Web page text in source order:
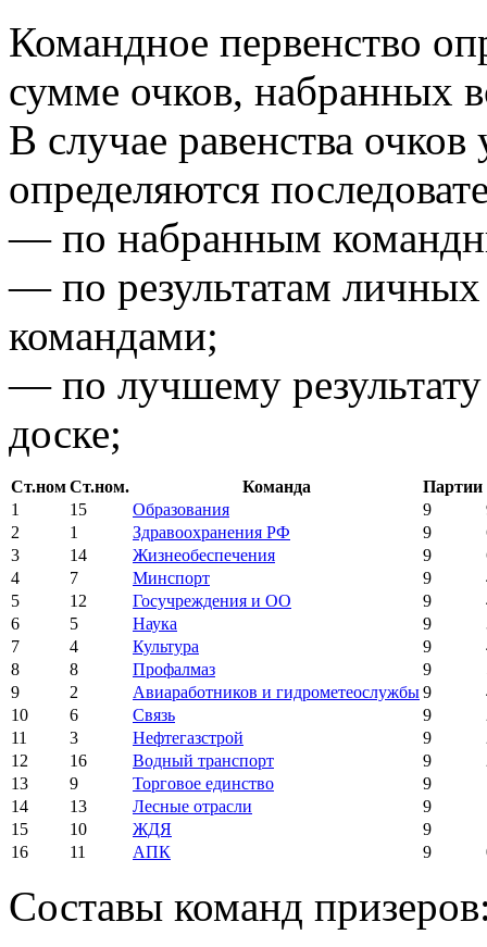
Командное первенство
сумме очков, набранных
В случае равенства
определяются
— по набранным
— по результатам
командами;
— по лучшему результату
доске;
Ст.номСт.ном. Команда Партии
1
15 Образования 9
2
1 Здравоохранения РФ 9
3
14 Жизнеобеспечения 9
4
7 Минспорт 9
5
12 Госучреждения и ОО 9
6
5 Наука 9
7
4 Культура 9
8
8 Профалмаз 9
9
2 Авиаработников и гидрометеослужбы9
10
6 Связь 9
11
3 Нефтегазстрой 9
12
16 Водный транспорт 9
13
9 Торговое единство 9
14
13 Лесные отрасли 9
15
10 ЖДЯ 9
16
11 АПК 9
Составы команд